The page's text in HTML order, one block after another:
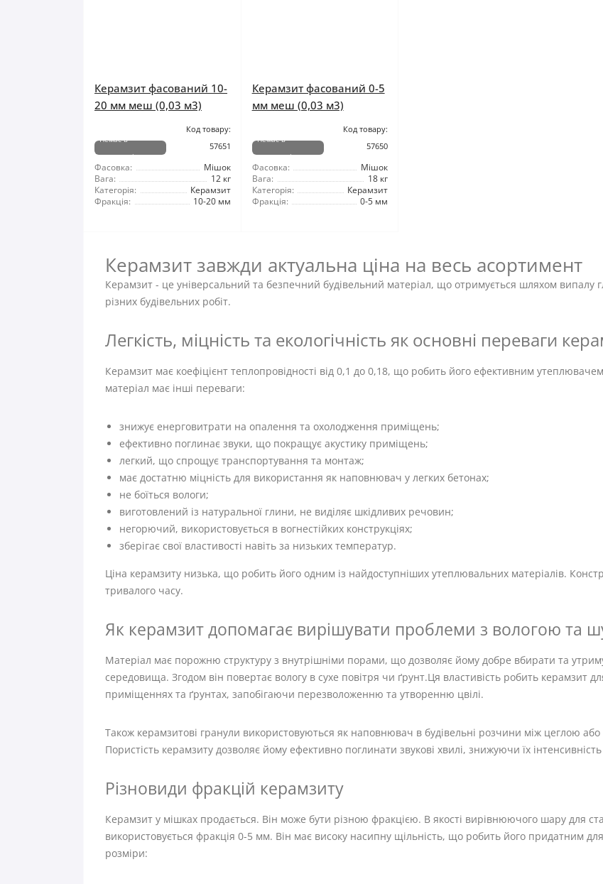
Керамзит фасований 10-
20 мм меш (0,03 м3)
Немає в
наявності
Код товару:
57651
Фасовка:
Мішок
Вага:
12 кг
Категорія:
Керамзит
Фракція:
10-20 мм
Керамзит фасований 0-5
мм меш (0,03 м3)
Немає в
наявності
Код товару:
57650
Фасовка:
Мішок
Вага:
18 кг
Категорія:
Керамзит
Фракція:
0-5 мм
Керамзит завжди актуальна ціна на весь асортимент
Керамзит - це універсальний та безпечний будівельний матеріал, що отримується шляхом випалу
різних будівельних робіт.
Легкість, міцність та екологічність як основні переваги
Керамзит має коефіцієнт теплопровідності від 0,1 до 0,18, що робить його ефективним
матеріал має інші переваги:
знижує енерговитрати на опалення та охолодження приміщень;
ефективно поглинає звуки, що покращує акустику приміщень;
легкий, що спрощує транспортування та монтаж;
має достатню міцність для використання як наповнювач у легких бетонах;
не боїться вологи;
виготовлений із натуральної глини, не виділяє шкідливих речовин;
негорючий, використовується в вогнестійких конструкціях;
зберігає свої властивості навіть за низьких температур.
Ціна керамзиту низька, що робить його одним із найдоступніших утеплювальних матеріалів.
тривалого часу.
Як керамзит допомагає вирішувати проблеми з вологою та
Матеріал має порожню структуру з внутрішніми порами, що дозволяє йому добре вбирати та
середовища. Згодом він повертає вологу в сухе повітря чи ґрунт.Ця властивість робить керамзит
приміщеннях та ґрунтах, запобігаючи перезволоженню та утворенню цвілі.
Також керамзитові гранули використовуються як наповнювач в будівельні розчини між цеглою
Пористість керамзиту дозволяє йому ефективно поглинати звукові хвилі, знижуючи їх
Різновиди фракцій керамзиту
Керамзит у мішках продається. Він може бути різною фракцією. В якості вирівнюючого шару для
використовується фракція 0-5 мм. Він має високу насипну щільність, що робить його придатним
розміри: